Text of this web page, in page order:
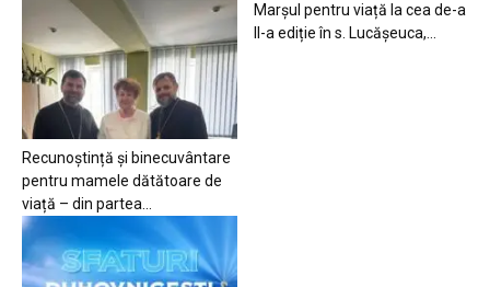
Recunoștință și binecuvântare
pentru mamele dătătoare de
viață – din partea...
Marșul pentru viață la cea de-a
II-a ediție în s. Lucășeuca,...